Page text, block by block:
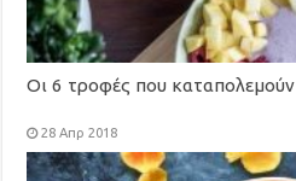
Οι 6 τροφές που
28 Απρ 2018